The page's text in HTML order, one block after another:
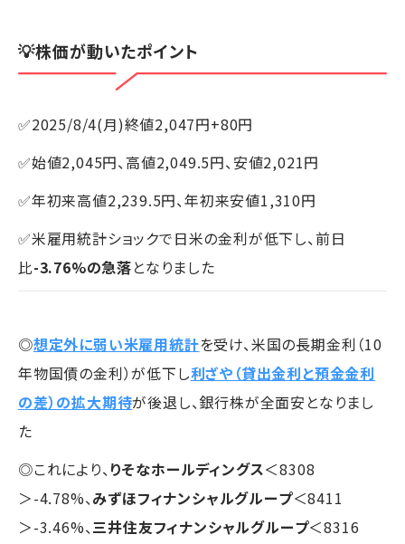
💡株価が動いたポイント
✅2025/8/4(月)終値2,047円+80円
✅始値2,045円、高値2,049.5円、安値2,021円
✅年初来高値2,239.5円、年初来安値1,310円
✅米雇用統計ショックで日米の金利が低下し、前日
比-3.76%の急落となりました
◎想定外に弱い米雇用統計を受け、米国の長期金利（10
年物国債の金利）が低下し利ざや（貸出金利と預金金利
の差）の拡大期待が後退し、銀行株が全面安となりまし
た
◎これにより、りそなホールディングス＜8308
＞-4.78%、みずほフィナンシャルグループ＜8411
＞-3.46%、三井住友フィナンシャルグループ＜8316